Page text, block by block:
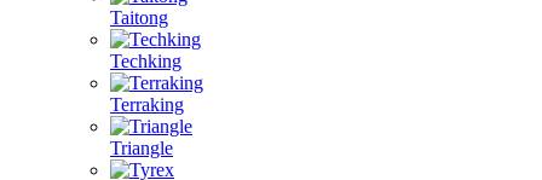
Taitong
Techking
Terraking
Triangle